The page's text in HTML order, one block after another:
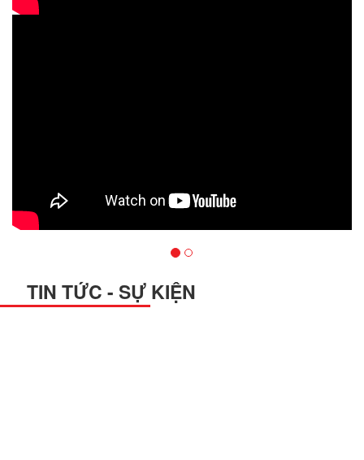
TIN TỨC - SỰ KIỆN